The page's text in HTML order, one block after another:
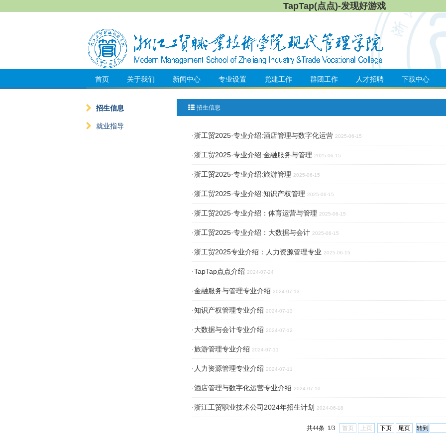
TapTap(点点)-发现好游戏
首页 关于我们 新闻中心 专业设置 党建工作 群团工作 人才招聘 下载中心
招生信息
就业指导
招生信息
·浙工贸2025·专业介绍:酒店管理与数字化运营 2025-06-15
·浙工贸2025·专业介绍:金融服务与管理 2025-06-15
·浙工贸2025·专业介绍:旅游管理 2025-06-15
·浙工贸2025·专业介绍:知识产权管理 2025-06-15
·浙工贸2025·专业介绍：体育运营与管理 2025-06-15
·浙工贸2025·专业介绍：大数据与会计 2025-06-15
·浙工贸2025专业介绍：人力资源管理专业 2025-06-15
·TapTap点点介绍 2024-07-24
·金融服务与管理专业介绍 2024-07-13
·知识产权管理专业介绍 2024-07-13
·大数据与会计专业介绍 2024-07-12
·旅游管理专业介绍 2024-07-11
· 人力资源管理专业介绍 2024-07-11
·酒店管理与数字化运营专业介绍 2024-07-10
·浙江工贸职业技术公司2024年招生计划 2024-06-18
共44条 1/3 首页 上页 下页 尾页